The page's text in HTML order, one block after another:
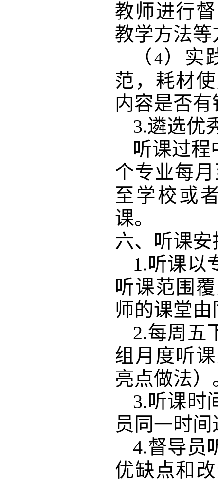
教师进行
教学方法等
（ 4）实
范，耗材
内容是否
3.遴选优
听课过程
个专业每
至学校或
课。
六、听课
1.听课以
听课范围
师的课堂
2.每周五
组月度听
亮点做法）
3.听课时
员同一时
4.督导员
优缺点和